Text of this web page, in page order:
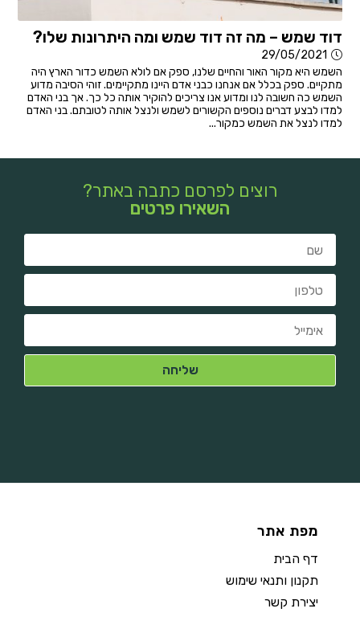
דוד שמש – מה זה דוד שמש ומה היתרונות שלו?
29/05/2021
השמש היא מקור האור והחיים שלנו, ספק אם לולא השמש כדור הארץ היה
מתקיים. ספק בכלל אם אנחנו כבני אדם היינו מתקיימים. זוהי הסיבה מדוע
השמש כה חשובה לנו ומדוע אנו צריכים להוקיר אותה כל כך. אך בני האדם
למדו לבצע דברים נוספים הקשורים לשמש ולנצל אותה לטובתם. בני האדם
למדו לנצל את השמש כמקור...
רוצים לפרסם כתבה באתר?
השאירו פרטים
מפת אתר
דף הבית
תקנון ותנאי שימוש
יצירת קשר